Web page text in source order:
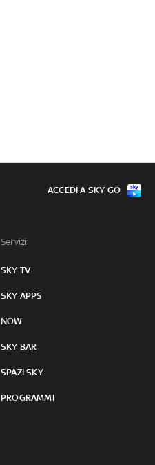
Servizi:
SKY TV
SKY APPS
NOW
SKY BAR
SPAZI SKY
PROGRAMMI
ACCEDI A SKY GO